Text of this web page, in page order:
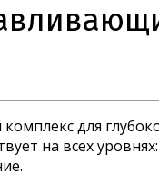
для
на всех